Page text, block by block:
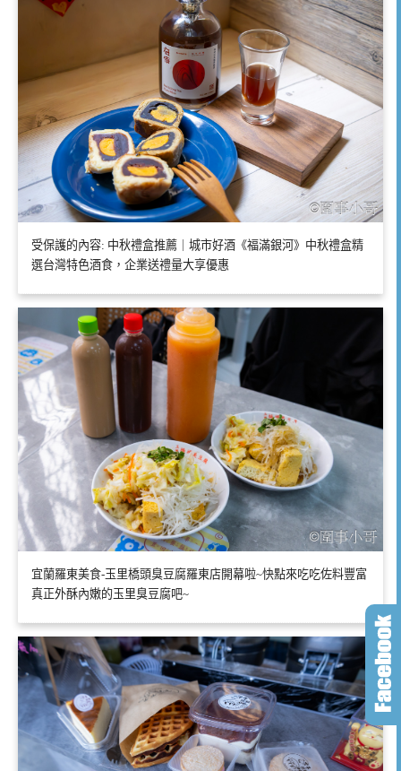
受保護的內容: 中秋禮盒推薦｜城市好酒《福滿銀河》中秋禮盒精
選台灣特色酒食，企業送禮量大享優惠
宜蘭羅東美食-玉里橋頭臭豆腐羅東店開幕啦~快點來吃吃佐料豐富
真正外酥內嫩的玉里臭豆腐吧~